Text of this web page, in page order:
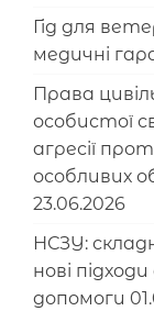
Гід для
медичні
Права
особистої
агресії
особливих
23.06.2026
НСЗУ:
нові
допомоги